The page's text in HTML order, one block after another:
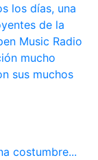
los días, una
de la
Music Radio
mucho
sus muchos
costumbre...